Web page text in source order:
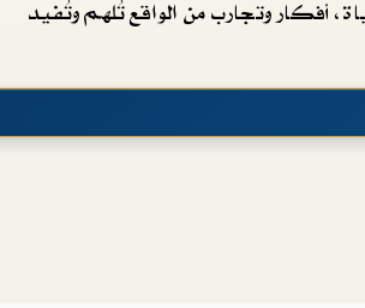
أفكار وتجارب من الواقع تُلهم وتُفيد